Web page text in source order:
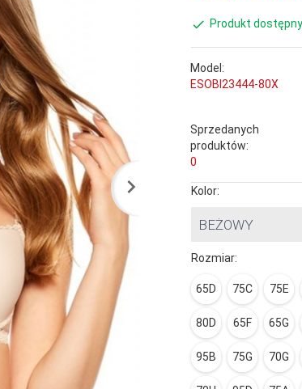
Produkt
Model:
ESOBI23444-80X
Sprzedanych
produktów:
0
Kolor:
BEŻOWY
Rozmiar:
65D 75C 75E
80D 65F 65G
95B 75G 70G